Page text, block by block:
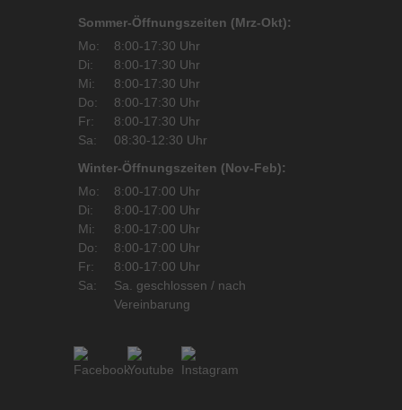
Sommer-Öffnungszeiten (Mrz-Okt):
Mo:
8:00-17:30 Uhr
Di:
8:00-17:30 Uhr
Mi:
8:00-17:30 Uhr
Do:
8:00-17:30 Uhr
Fr:
8:00-17:30 Uhr
Sa:
08:30-12:30 Uhr
Winter-Öffnungszeiten (Nov-Feb):
Mo:
8:00-17:00 Uhr
Di:
8:00-17:00 Uhr
Mi:
8:00-17:00 Uhr
Do:
8:00-17:00 Uhr
Fr:
8:00-17:00 Uhr
Sa:
Sa. geschlossen / nach
Vereinbarung